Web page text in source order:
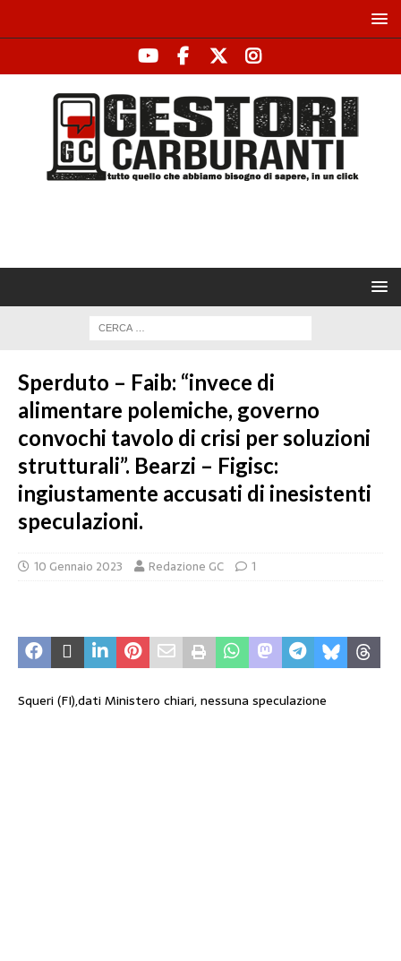
Sperduto – Faib: “invece di
alimentare polemiche, governo
convochi tavolo di crisi per soluzioni
strutturali”. Bearzi – Figisc:
ingiustamente accusati di inesistenti
speculazioni.
10 Gennaio 2023 Redazione GC 1
Squeri (FI),dati Ministero chiari, nessuna speculazione